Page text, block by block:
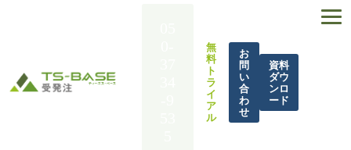
無
料
ト
ラ
イ
ア
ル
お
問
い
合
わ
せ
資料
ダウ
ンロ
ード